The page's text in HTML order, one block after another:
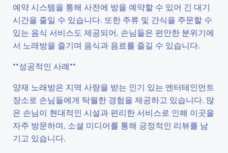
예약 시스템을 통해 사전에 방을 예약할 수 있어 긴 대기
시간을 줄일 수 있습니다. 또한 주류 및 간식을 주문할 수
있는 음식 서비스도 제공되어, 손님들은 편안한 분위기에
서 노래방을 즐기며 음식과 음료를 즐길 수 있습니다.
**성공적인 사례**
양재 노래방은 지역 사랑을 받는 인기 있는 엔터테인먼트
장소로 손님들에게 탁월한 경험을 제공하고 있습니다. 많
은 손님이 현대적인 시설과 편리한 서비스로 인해 이곳을
자주 방문하며, 소셜 미디어를 통해 긍정적인 리뷰를 남
기고 있습니다.